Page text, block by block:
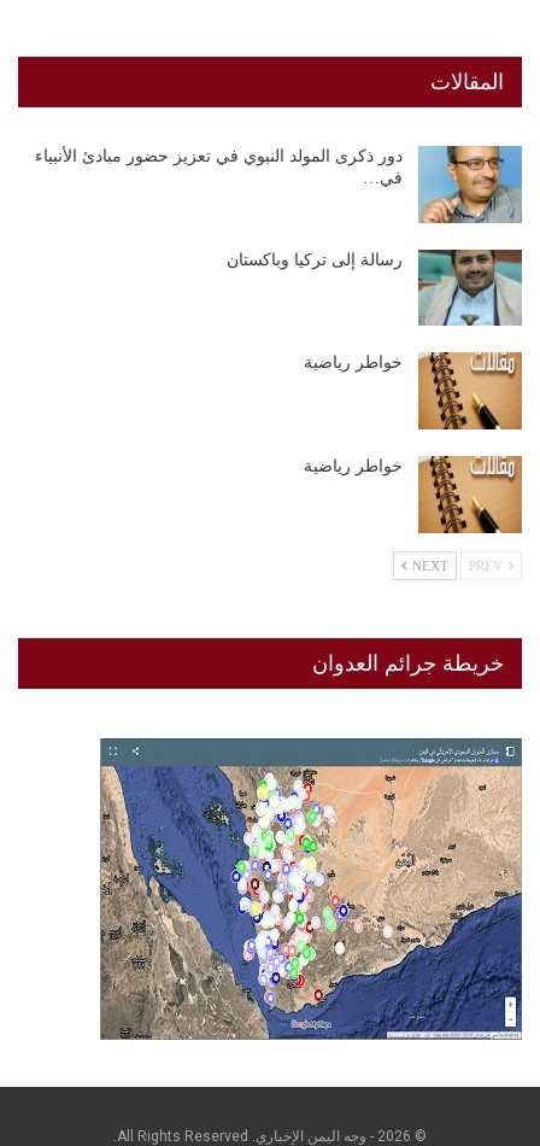
المقالات
دور ذكرى المولد النبوي في تعزيز حضور مبادئ الأنبياء
في…
رسالة إلى تركيا وباكستان
خواطر رياضية
خواطر رياضية
NEXT
خريطة جرائم العدوان
© 2026 - وجه اليمن الإخباري. All Rights Reserved.